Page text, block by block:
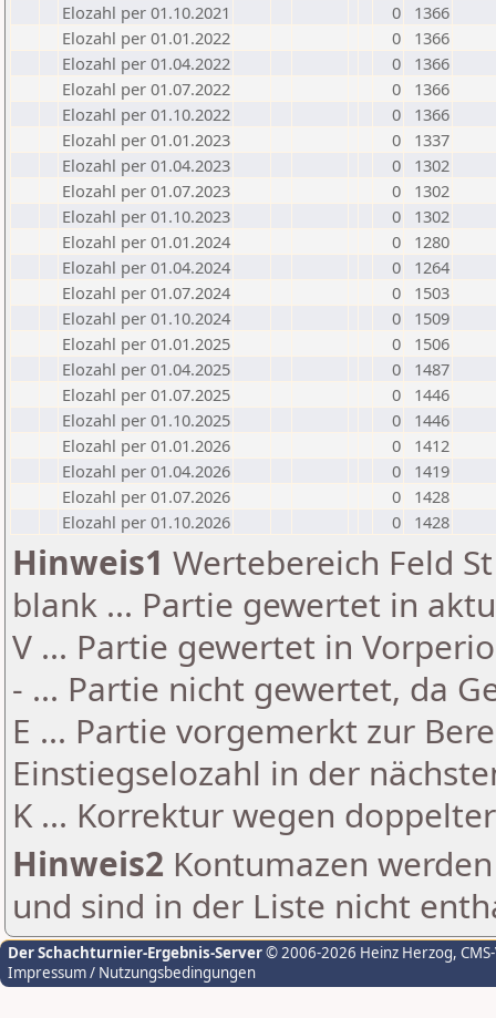
Elozahl per 01.10.2021
0
1366
Elozahl per 01.01.2022
0
1366
Elozahl per 01.04.2022
0
1366
Elozahl per 01.07.2022
0
1366
Elozahl per 01.10.2022
0
1366
Elozahl per 01.01.2023
0
1337
Elozahl per 01.04.2023
0
1302
Elozahl per 01.07.2023
0
1302
Elozahl per 01.10.2023
0
1302
Elozahl per 01.01.2024
0
1280
Elozahl per 01.04.2024
0
1264
Elozahl per 01.07.2024
0
1503
Elozahl per 01.10.2024
0
1509
Elozahl per 01.01.2025
0
1506
Elozahl per 01.04.2025
0
1487
Elozahl per 01.07.2025
0
1446
Elozahl per 01.10.2025
0
1446
Elozahl per 01.01.2026
0
1412
Elozahl per 01.04.2026
0
1419
Elozahl per 01.07.2026
0
1428
Elozahl per 01.10.2026
0 1428
Hinweis1 Wertebereich Feld
blank ... Partie gewertet in
V ... Partie gewertet in
- ... Partie nicht gewertet, da
E ... Partie vorgemerkt zur
Einstiegselozahl in der
K ... Korrektur wegen
Hinweis2 Kontumazen
und sind in der Liste nicht
Der Schachturnier-Ergebnis-Server© 2006-2026 Heinz Herzog,
Impressum / Nutzungsbedingungen